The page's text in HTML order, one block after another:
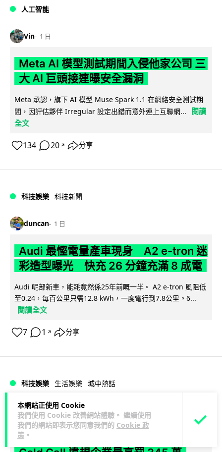
本網站正使用 Cookie
我們使用 Cookie 改善網站體驗。 繼續使用
我們的網站即表示您同意我們的 Cookie 政
策 。
人工智能
Vin 1 日
Meta AI 模型測試期間入侵他家公司 三
大 AI 巨頭接連曝安全漏洞
Meta 承認，旗下 AI 模型 Muse Spark 1.1 在網絡安全測試期
間，因評估夥伴 Irregular 設定出錯而意外連上互聯網...
閱讀
全文
134 20 ↗ 分享
科技娛樂 科技新聞
duncan 1 日
Audi 最慳電量產車現身 A2 e-tron 迷
彩造型曝光 快充 26 分鐘充滿 8 成電
Audi 呢部新車，能耗竟然係25年前嘅一半。 A2 e-tron 風阻低
至0.24，每百公里只需12.8 kWh，一度電行到7.8公里。6...
閱讀全文
7 1 ↗ 分享
科技娛樂 生活娛樂 城中熱話
Vin 1 日
法國 8 月 11 日出新例 未經同意嚴禁